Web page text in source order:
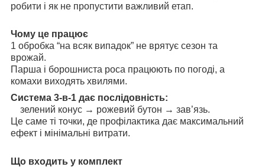
робити і як не пропустити важливий етап.
Чому це працює
1 обробка “на всяк випадок” не врятує сезон та
врожай.
Парша і борошниста роса працюють по погоді, а
комахи виходять хвилями.
Система 3-в-1 дає послідовність:
зелений конус → рожевий бутон → зав’язь.
Це саме ті точки, де профілактика дає максимальний
ефект і мінімальні витрати.
Що входить у комплект